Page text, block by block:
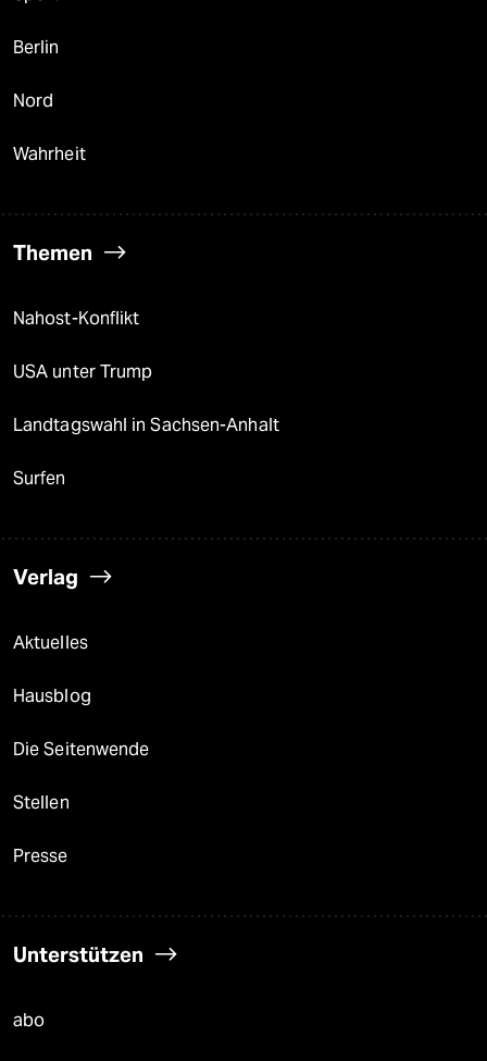
Berlin
Nord
Wahrheit
Themen
Nahost-Konflikt
USA unter Trump
Landtagswahl in Sachsen-Anhalt
Surfen
Verlag
Aktuelles
Hausblog
Die Seitenwende
Stellen
Presse
Unterstützen
abo